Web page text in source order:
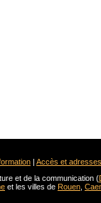
| Accès et adresses
et de la communication (
et les villes de Rouen